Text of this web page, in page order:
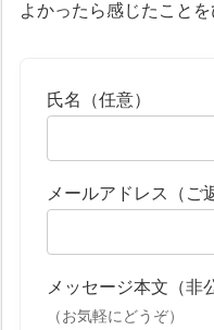
よかったら感じたこと
氏名（任意）
メールアドレス（ご
メッセージ本文（非
（お気軽にどうぞ）